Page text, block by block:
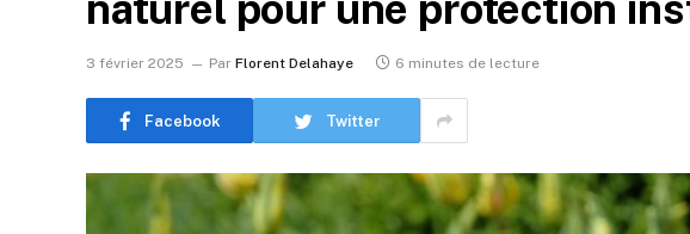
3 février 2025 Par Florent Delahaye 6 minutes de lecture
Facebook Twitter